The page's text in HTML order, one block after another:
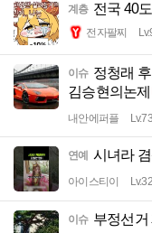
계층 전국 40
전자팔찌
이슈 정청래
김승현의논제
내안에퍼플 Lv.73
연예 시녀라
아이스티이 Lv.32
이슈 부정선거